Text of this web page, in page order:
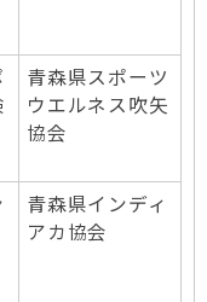
青森県スポーツ
ウエルネス吹矢
協会
青森県インディ
アカ協会